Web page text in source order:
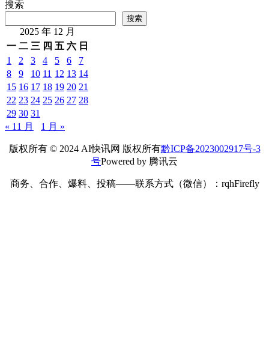
搜索
搜索
2025 年 12 月
一 二 三 四 五 六 日
1
2 3 4 5 6
7
8
9 10 11 12 13 14
15 16 17 18 19 20 21
22 23 24 25 26 27 28
29 30 31
« 11 月
1 月 »
版权所有 © 2024 AI快讯网 版权所有黔ICP备2023002917号-3
号Powered by 腾讯云
商务、合作、爆料、投稿——联系方式（微信）：rqhFirefly